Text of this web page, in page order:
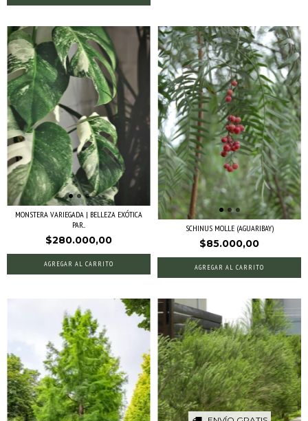
MONSTERA VARIEGADA | BELLEZA EXÓTICA
PAR...
$280.000,00
SCHINUS MOLLE (AGUARIBAY)
$85.000,00
AGREGAR AL CARRITO